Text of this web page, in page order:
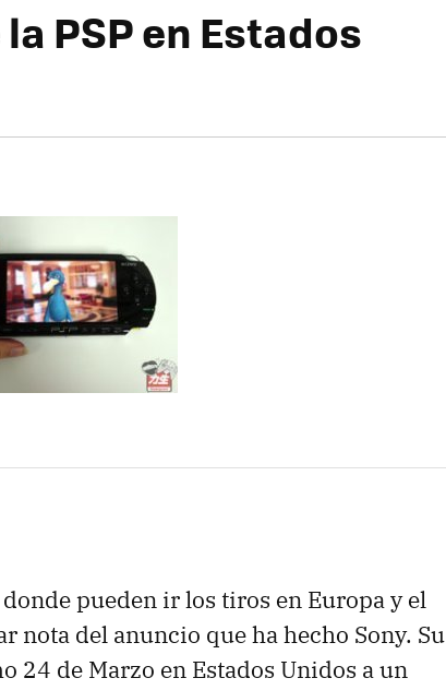
PSP en Estados
pueden ir los tiros en Europa y el
nota del anuncio que ha hecho Sony. Su
24 de Marzo en Estados Unidos a un